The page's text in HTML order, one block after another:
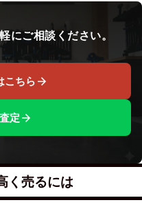
にご相談ください。
こちら
定
く売るには